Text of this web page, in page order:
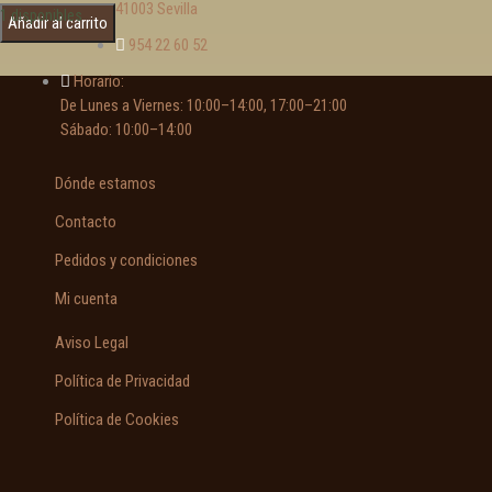
Castilla y León
Cataluña
Caza. Cinegética
Cerámica
Cervantes
Clásicos españoles
Clásicos griegos y latinos
Comunidad Valenciana
Criminología
1 disponibles
ESTRUCTURALISMO, GEOGRAFÍA LINGUISTICA Y DIALECTOLOGIA ACTUAL
cantidad
Añadir al carrito
41003 Sevilla
954 22 60 52
Horario:
De Lunes a Viernes: 10:00–14:00, 17:00–21:00
Sábado: 10:00–14:00
Dónde estamos
Contacto
Pedidos y condiciones
Mi cuenta
Aviso Legal
Política de Privacidad
Política de Cookies